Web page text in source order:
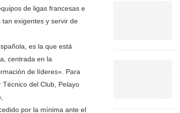
de ligas francesas e
exigentes y servir de
es la que está
centrada en la
de líderes». Para
del Club, Pelayo
por la mínima ante el